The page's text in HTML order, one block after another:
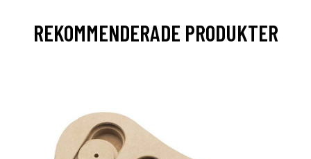
REKOMMENDERADE PRODUKTER